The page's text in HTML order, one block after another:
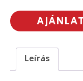
Leírás